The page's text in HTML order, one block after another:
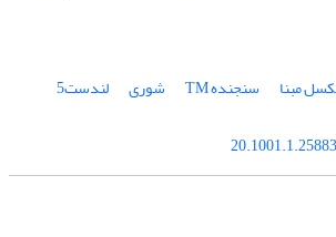
مبنا سنجنده TM شوری لندست5